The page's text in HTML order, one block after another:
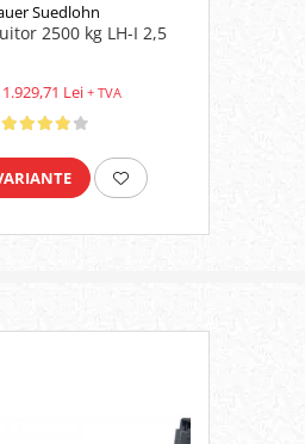
Suedlohn
2500 kg LH-I 2,5
Lei+ TVA